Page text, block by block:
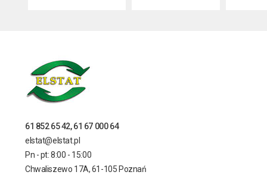
61 852 65 42, 61 67 000 64
elstat@elstat.pl
Pn - pt: 8:00 - 15:00
Chwaliszewo 17A, 61-105 Poznań